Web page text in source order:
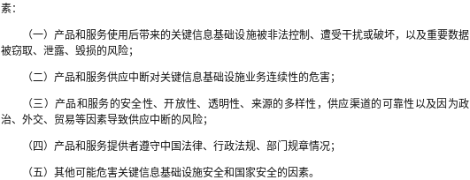
素：
（一）产品和服务使用后带来的关键信息基础设施被非法控制、遭受干扰或破坏，以及重要数据
被窃取、泄露、毁损的风险；
（二）产品和服务供应中断对关键信息基础设施业务连续性的危害；
（三）产品和服务的安全性、开放性、透明性、来源的多样性，供应渠道的可靠性以及因为政
治、外交、贸易等因素导致供应中断的风险；
（四）产品和服务提供者遵守中国法律、行政法规、部门规章情况；
（五）其他可能危害关键信息基础设施安全和国家安全的因素。